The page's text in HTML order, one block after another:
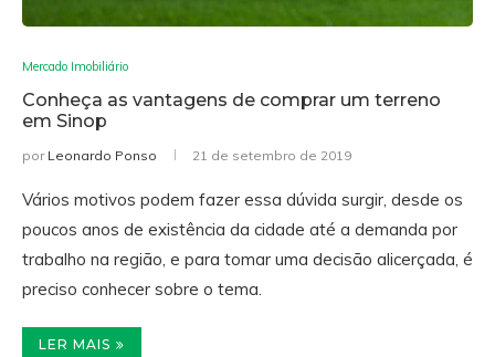
Mercado Imobiliário
Conheça as vantagens de comprar um terreno
em Sinop
por Leonardo Ponso 21 de setembro de 2019
Vários motivos podem fazer essa dúvida surgir, desde os
poucos anos de existência da cidade até a demanda por
trabalho na região, e para tomar uma decisão alicerçada, é
preciso conhecer sobre o tema.
LER MAIS